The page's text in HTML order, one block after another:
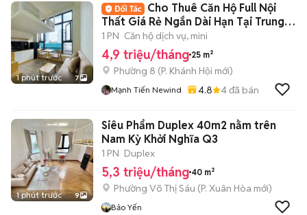
1 phút trước 7
Cho Thuê Căn Hộ Full Nội
Thất Giá Rẻ Ngắn Dài Hạn Tại Trung
Tâm Quận 4
1 PN Căn hộ dịch vụ, mini
4,9 triệu/tháng 25 m²
Phường 8 (P. Khánh Hội mới)
Mạnh Tiến Newind 4.8 4đã bán
1 phút trước 9
Siêu Phẩm Duplex 40m2 nằm trên
Nam Kỳ Khởi Nghĩa Q3
1 PN Duplex
5,3 triệu/tháng 40 m²
Phường Võ Thị Sáu (P. Xuân Hòa mới)
Bảo Yến